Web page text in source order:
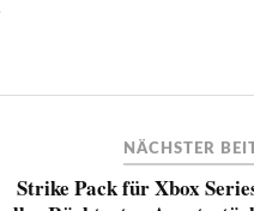
NÄCHSTER
Strike Pack für Xbox